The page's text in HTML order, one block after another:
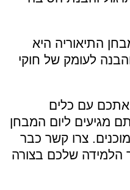
התיאוריה היא
לעומק של חוקי
אתכם עם כלים
מגיעים ליום המבחן
צרו קשר כבר
הלמידה שלכם בצורה